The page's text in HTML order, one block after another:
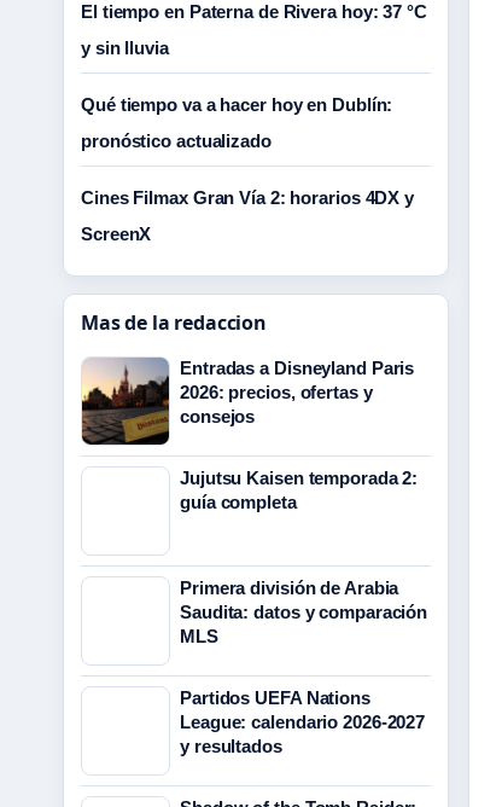
El tiempo en Paterna de Rivera hoy: 37 °C
y sin lluvia
Qué tiempo va a hacer hoy en Dublín:
pronóstico actualizado
Cines Filmax Gran Vía 2: horarios 4DX y
ScreenX
Mas de la redaccion
Entradas a Disneyland Paris
2026: precios, ofertas y
consejos
Jujutsu Kaisen temporada 2:
guía completa
Primera división de Arabia
Saudita: datos y comparación
MLS
Partidos UEFA Nations
League: calendario 2026-2027
y resultados